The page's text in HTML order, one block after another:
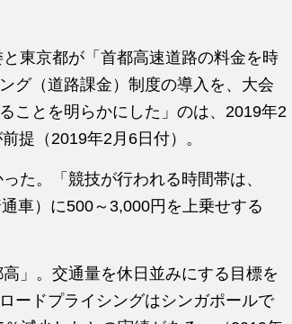
東京都が「首都高速道路の料金を時
グ（道路課金）制度の導入を、大会
ことを明らかにした」のは、2019年2
提（2019年2月6日付）。
た。「競技が行われる時間帯は、
車）に500～3,000円を上乗せする
」。交通量を休日並みにする目標を
ードプライシングはシンガポールで